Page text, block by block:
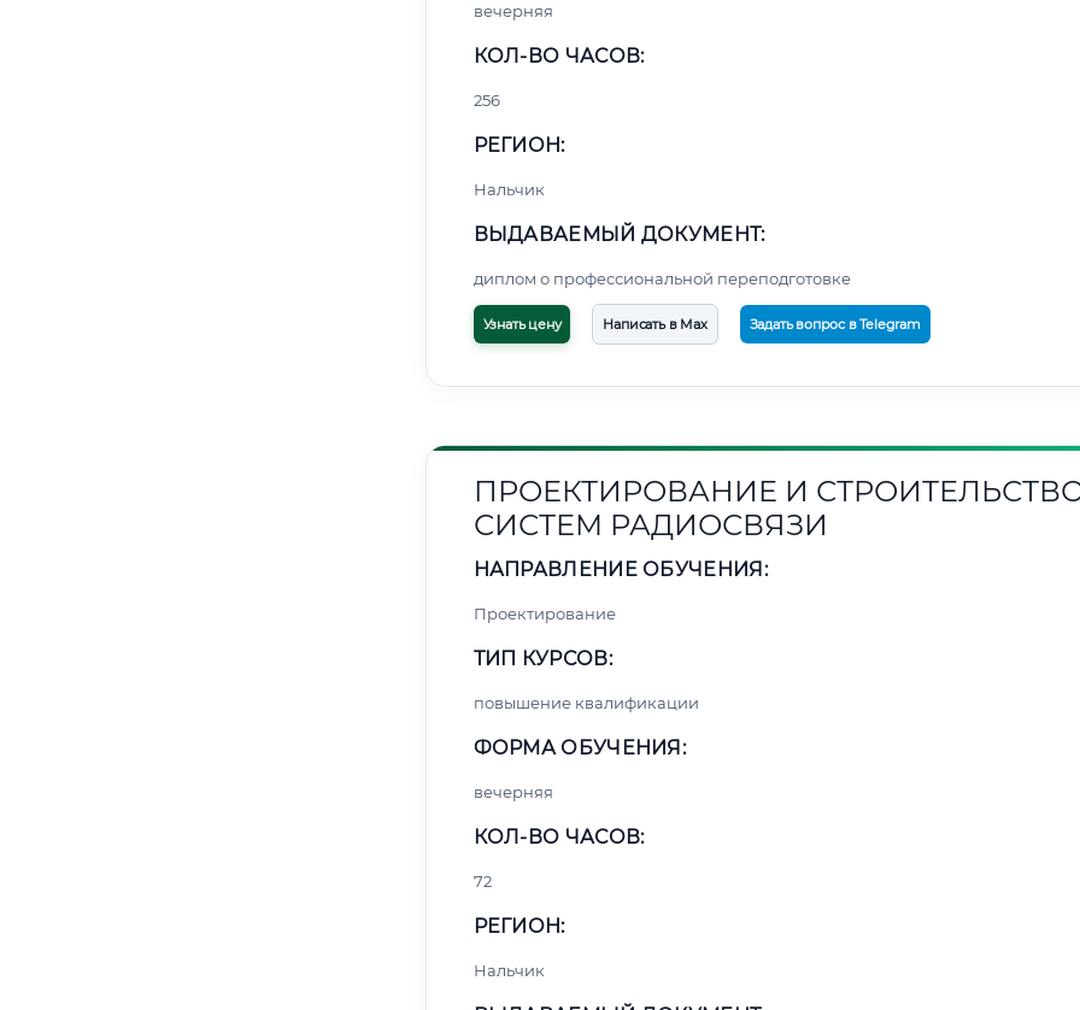
вечерняя
КОЛ-ВО ЧАСОВ:
256
РЕГИОН:
Нальчик
ВЫДАВАЕМЫЙ ДОКУМЕНТ:
диплом о профессиональной переподготовке
Узнать цену Написать в Max Задать вопрос в Telegram
ПРОЕКТИРОВАНИЕ И
СИСТЕМ РАДИОСВЯЗИ
НАПРАВЛЕНИЕ ОБУЧЕНИЯ:
Проектирование
ТИП КУРСОВ:
повышение квалификации
ФОРМА ОБУЧЕНИЯ:
вечерняя
КОЛ-ВО ЧАСОВ:
72
РЕГИОН:
Нальчик